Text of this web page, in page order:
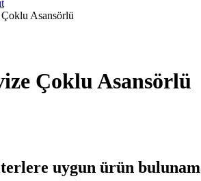
Asansörlü
Çoklu Asansörlü
uygun ürün